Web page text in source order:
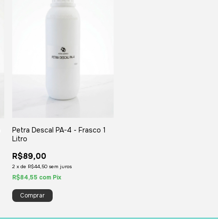
Petra Descal PA-4 - Frasco 1
Litro
R$89,00
2 x de R$44,50 sem juros
R$84,55 com Pix